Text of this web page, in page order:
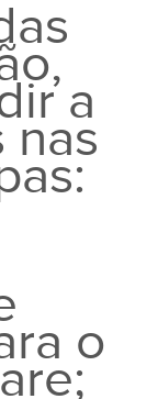
a
nas
o